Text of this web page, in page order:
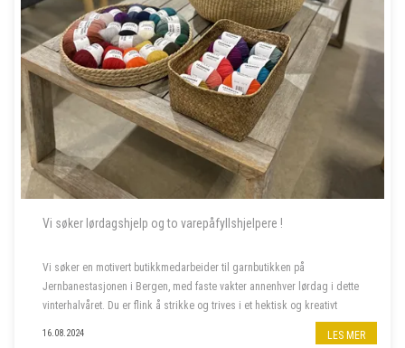
Vi søker lørdagshjelp og to varepåfyllshjelpere !
Vi søker en motivert butikkmedarbeider til garnbutikken på
Jernbanestasjonen i Bergen, med faste vakter annenhver lørdag i dette
vinterhalvåret. Du er flink å strikke og trives i et hektisk og kreativt
16.08.2024 LES MER